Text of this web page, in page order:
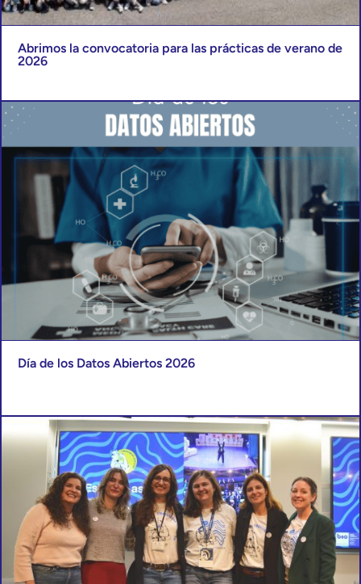
Abrimos la convocatoria para las prácticas de verano de
2026
Día de los Datos Abiertos 2026